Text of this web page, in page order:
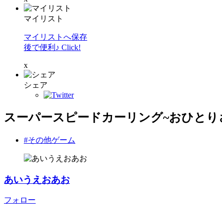
マイリスト
マイリストへ保存
後で便利♪ Click!
x
シェア
スーパースピードカーリング~おひとり
#その他ゲーム
あいうえおあお
フォロー